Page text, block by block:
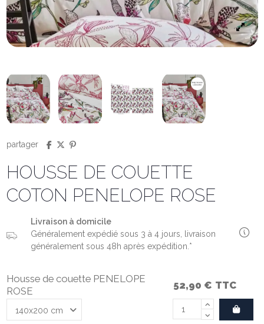
partager
HOUSSE DE COUETTE
COTON PENELOPE ROSE
Livraison à domicile
Généralement expédié sous 3 à 4 jours, livraison
généralement sous 48h après expédition.*
Housse de couette PENELOPE
ROSE
52,90 € TTC